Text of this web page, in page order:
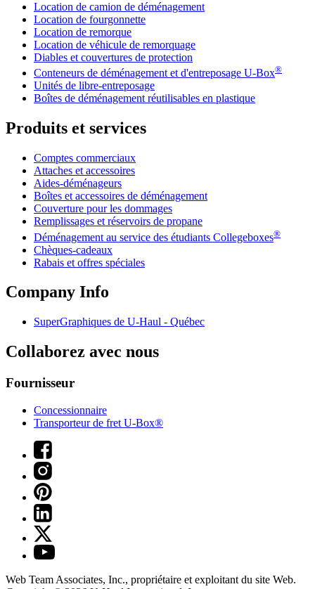
Location de camion de déménagement
Location de fourgonnette
Location de remorque
Location de véhicule de remorquage
Diables et couvertures de protection
Conteneurs de déménagement et d'entreposage U-Box®
Unités de libre-entreposage
Boîtes de déménagement réutilisables en plastique
Produits et services
Comptes commerciaux
Attaches et accessoires
Aides-déménageurs
Boîtes et accessoires de déménagement
Couverture pour les dommages
Remplissages et réservoirs de propane
Déménagement au service des étudiants Collegeboxes®
Chèques-cadeaux
Rabais et offres spéciales
Company Info
SuperGraphiques de U-Haul - Québec
Collaborez avec nous
Fournisseur
Concessionnaire
Transporteur de fret U-Box®
Web Team Associates, Inc., propriétaire et exploitant du site Web.